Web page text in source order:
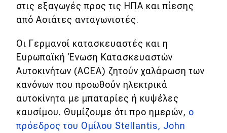
στις εξαγωγές προς τις ΗΠΑ και πίεσης
από Ασιάτες ανταγωνιστές.
Οι Γερμανοί κατασκευαστές και η
Ευρωπαϊκή Ένωση Κατασκευαστών
Αυτοκινήτων (ACEA) ζητούν χαλάρωση των
κανόνων που προωθούν ηλεκτρικά
αυτοκίνητα με μπαταρίες ή κυψέλες
καυσίμου. Θυμίζουμε ότι προ ημερών, ο
πρόεδρος του Ομίλου Stellantis, John